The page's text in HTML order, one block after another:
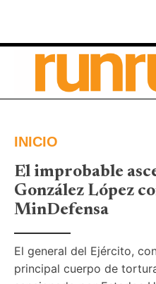
INICIO
El improbable
González López
MinDefensa
El general del Ejército,
principal cuerpo de